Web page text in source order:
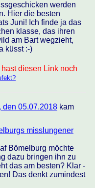
werden
Hier die besten
Juni! Ich finde ja das
klasse, das ihren
am Bart wegzieht,
küsst :-)
hast diesen Link noch
den 05.07.2018 kam
misslungener
Bömelburg möchte
dazu bringen ihn zu
das am besten? Klar -
Das denkt zumindest